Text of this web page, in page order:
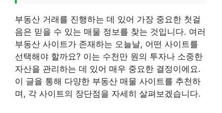
부동산 거래를 진행하는 데 있어 가장 중요한 첫걸
음은 믿을 수 있는 매물 정보를 찾는 것입니다. 여러
부동산 사이트가 존재하는 오늘날, 어떤 사이트를
선택해야 할까요? 이는 수천만 원의 투자나 소중한
자산을 관리하는 데 있어 매우 중요한 결정이에요.
이 글을 통해 다양한 부동산 매물 사이트를 추천하
며, 각 사이트의 장단점을 자세히 살펴보겠습니다.